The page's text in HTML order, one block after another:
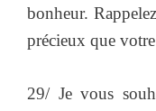
bonheur.
précieux que
29/ Je vous